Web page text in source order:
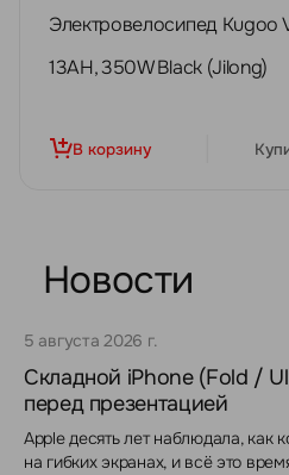
Электровелосипед Kugoo
13AH, 350W Black (Jilong)
В корзину
Новости
5 августа 2026 г.
Складной iPhone (Fold /
перед презентацией
Apple десять лет наблюдала, как
на гибких экранах, и всё это